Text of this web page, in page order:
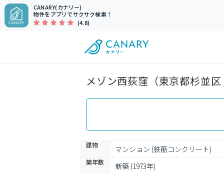
CANARY(カナリー)
物件をアプリでサクサク検索！
(4.8)
メゾン西荻窪（東京都杉並
建物 マンション (鉄筋コンクリート)
築年数 新築 (1973年)